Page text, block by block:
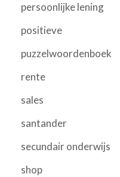
persoonlijke lening
positieve
puzzelwoordenboek
rente
sales
santander
secundair onderwijs
shop